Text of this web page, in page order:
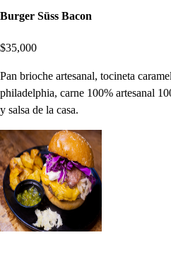
Burger Süss Bacon
$35,000
Pan brioche artesanal, tocineta
philadelphia, carne 100% artesanal
y salsa de la casa.